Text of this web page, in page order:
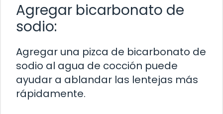
Agregar bicarbonato de
sodio:
Agregar una pizca de bicarbonato de
sodio al agua de cocción puede
ayudar a ablandar las lentejas más
rápidamente.